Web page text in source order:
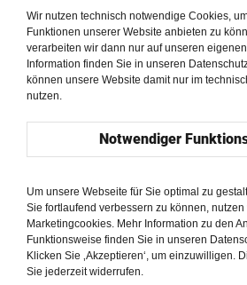
Publikationen
Stipendien
Über die Stiftung
Wir nutzen technisch notwendige Cookies,
Funktionen unserer Website anbieten zu
verarbeiten wir dann nur auf unseren
Information finden Sie in unseren
können unsere Website damit nur im
nutzen.
Notwendiger
Um unsere Webseite für Sie optimal zu
Sie fortlaufend verbessern zu können,
Marketingcookies. Mehr Information zu den
Funktionsweise finden Sie in unseren
Klicken Sie ‚Akzeptieren‘, um einzuwilligen.
Sie jederzeit widerrufen.